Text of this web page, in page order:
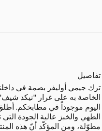
تفاصيل
ترك جيمي أوليفر بصمة في
الخاصة به على غرار "نيكد
اليوم موجوداً في مطابخكم.
الطهي والخبز عالية الجودة
مطوّلة، ومن المؤكّد أنّ هذه